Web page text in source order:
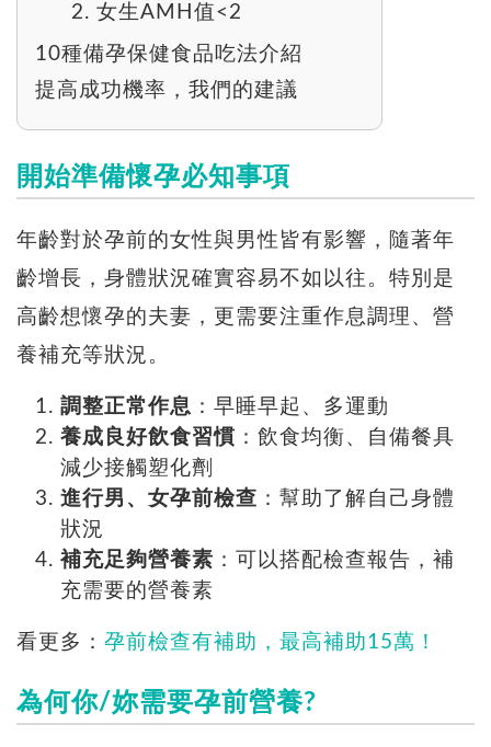
2. 女生AMH值<2
10種備孕保健食品吃法介紹
提高成功機率，我們的建議
開始準備懷孕必知事項
年齡對於孕前的女性與男性皆有影響，隨著年
齡增長，身體狀況確實容易不如以往。特別是
高齡想懷孕的夫妻，更需要注重作息調理、營
養補充等狀況。
調整正常作息 ：早睡早起、多運動
養成良好飲食習慣 ：飲食均衡、自備餐具
減少接觸塑化劑
進行男、女孕前檢查 ：幫助了解自己身體
狀況
補充足夠營養素 ：可以搭配檢查報告，補
充需要的營養素
看更多： 孕前檢查有補助，最高補助15萬！
為何你/妳需要孕前營養?